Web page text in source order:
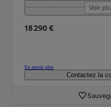
Voir
18 290 €
En savoir plus
Contactez la